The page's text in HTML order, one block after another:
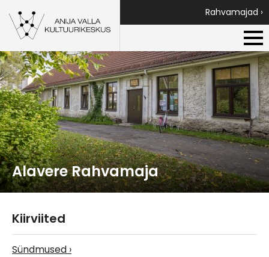
Rahvamajad ›
Alavere Rahvamaja
Kiirviited
Sündmused